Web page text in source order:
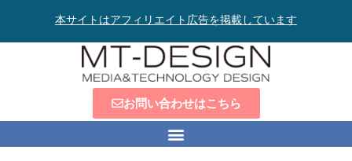
本サイトはアフィリエイト広告を掲載しています
お問い合わせはこちら